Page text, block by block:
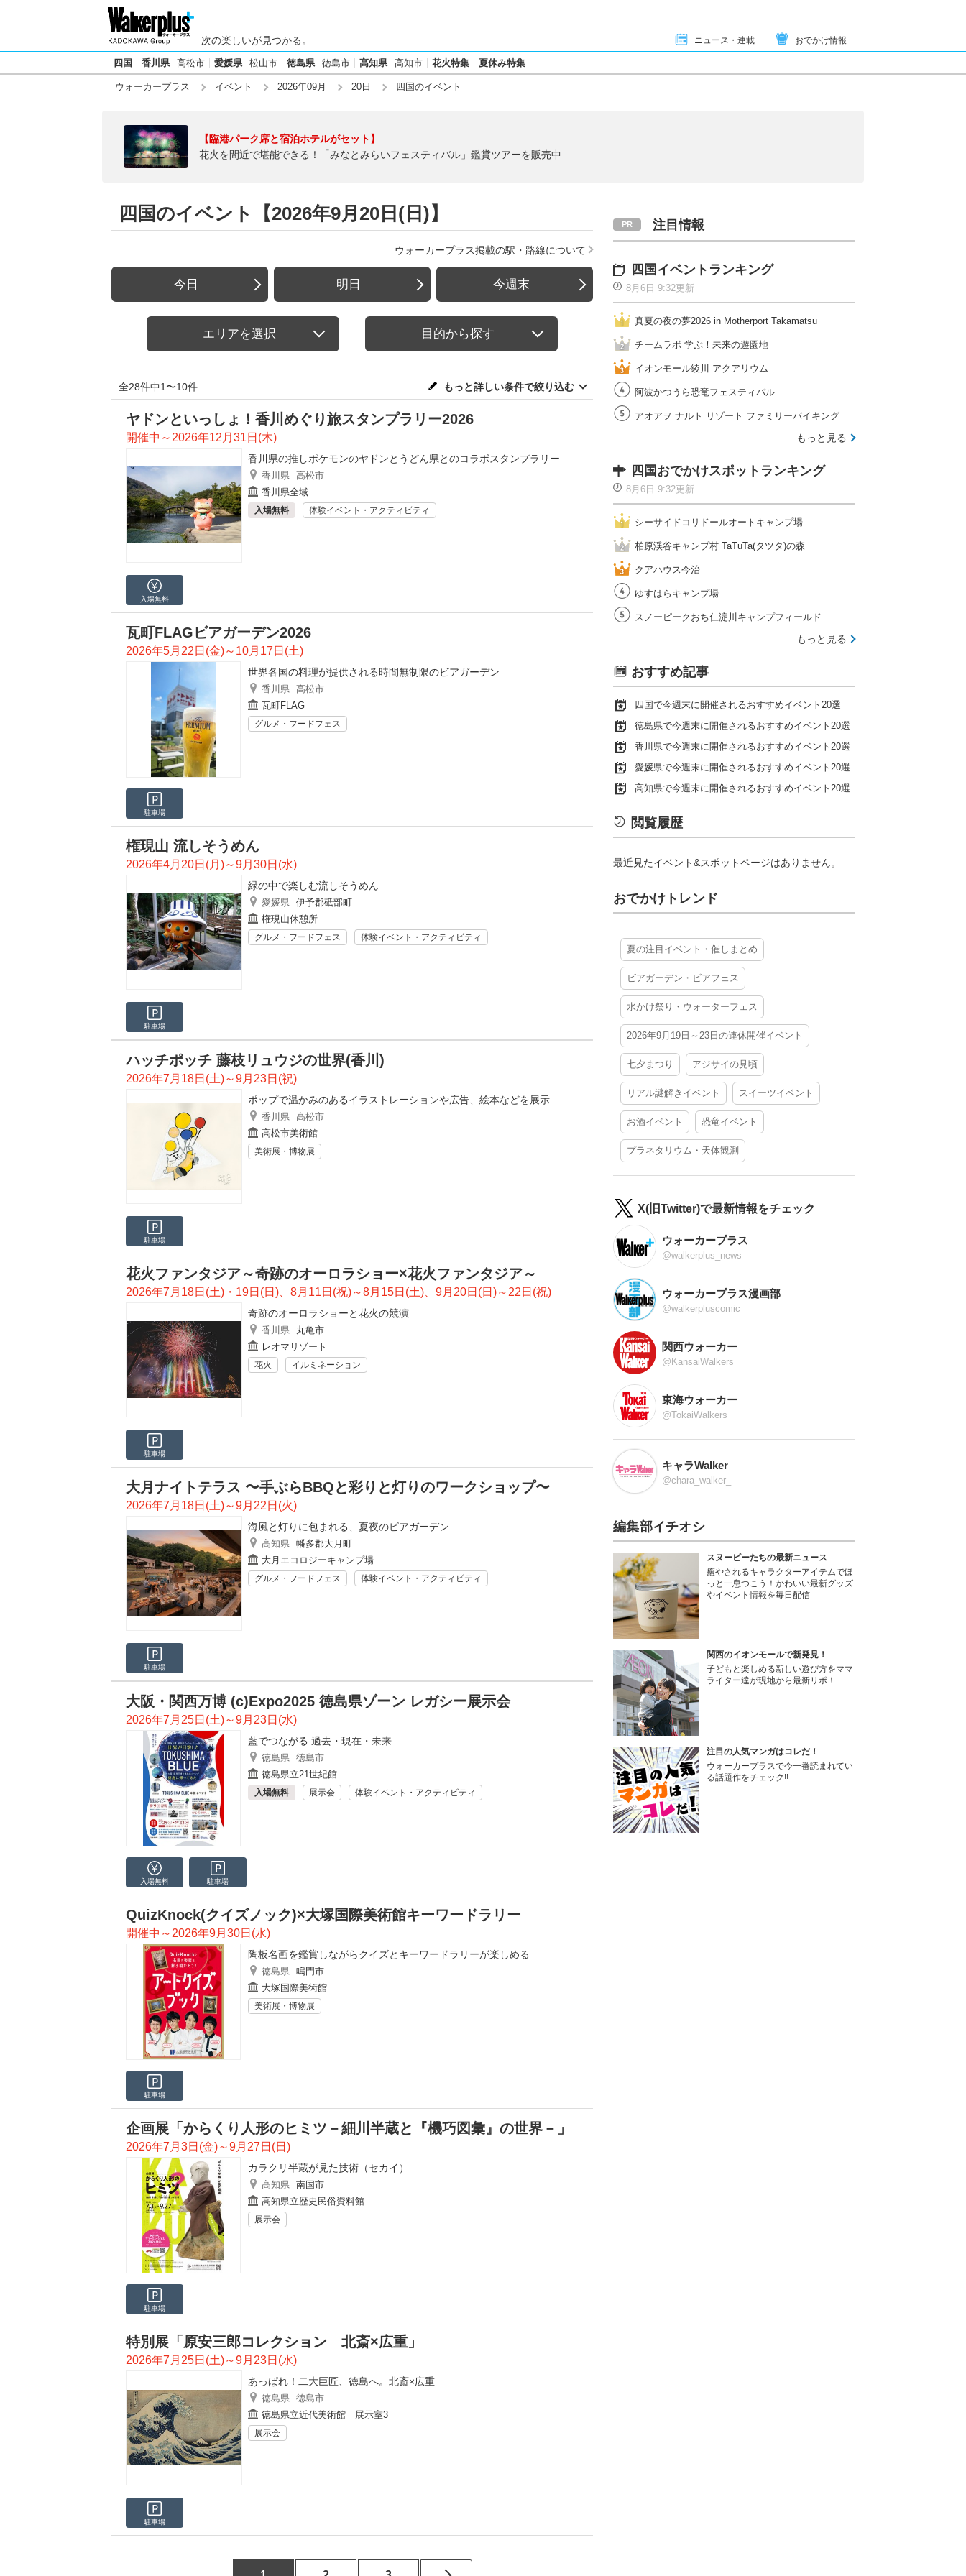
次の楽しいが見つかる。 ニュース・連載 おでかけ情報
四国 香川県 高松市 愛媛県 松山市 徳島県 徳島市 高知県 高知市 花火特集 夏休み特集
ウォーカープラス イベント 2026年09月 20日 四国のイベント
【臨港パーク席と宿泊ホテルがセット】
花火を間近で堪能できる！「みなとみらいフェスティバル」鑑賞ツアーを販売中
四国のイベント【2026年9月20日(日)】
ウォーカープラス掲載の駅・路線について
今日 明日 今週末
エリアを選択 目的から探す
全28件中1〜10件 もっと詳しい条件で絞り込む
ヤドンといっしょ！香川めぐり旅スタンプラリー2026
開催中～2026年12月31日(木)
香川県の推しポケモンのヤドンとうどん県とのコラボスタンプラリー
香川県 高松市
香川県全域
入場無料 体験イベント・アクティビティ
入場無料
瓦町FLAGビアガーデン2026
2026年5月22日(金)～10月17日(土)
世界各国の料理が提供される時間無制限のビアガーデン
香川県 高松市
瓦町FLAG
グルメ・フードフェス
駐車場
権現山 流しそうめん
2026年4月20日(月)～9月30日(水)
緑の中で楽しむ流しそうめん
愛媛県 伊予郡砥部町
権現山休憩所
グルメ・フードフェス 体験イベント・アクティビティ
駐車場
ハッチポッチ 藤枝リュウジの世界(香川)
2026年7月18日(土)～9月23日(祝)
ポップで温かみのあるイラストレーションや広告、絵本などを展示
香川県 高松市
高松市美術館
美術展・博物展
駐車場
花火ファンタジア～奇跡のオーロラショー×花火ファンタジア～
2026年7月18日(土)・19日(日)、8月11日(祝)～8月15日(土)、9月20日(日)～22日(祝)
奇跡のオーロラショーと花火の競演
香川県
丸亀市
レオマリゾート
花火 イルミネーション
駐車場
大月ナイトテラス 〜手ぶらBBQと彩りと灯りのワークショップ〜
2026年7月18日(土)～9月22日(火)
海風と灯りに包まれる、夏夜のビアガーデン
高知県 幡多郡大月町
大月エコロジーキャンプ場
グルメ・フードフェス 体験イベント・アクティビティ
駐車場
大阪・関西万博 (c)Expo2025 徳島県ゾーン レガシー展示会
2026年7月25日(土)～9月23日(水)
藍でつながる 過去・現在・未来
徳島県 徳島市
徳島県立21世紀館
入場無料 展示会 体験イベント・アクティビティ
入場無料 駐車場
QuizKnock(クイズノック)×大塚国際美術館キーワードラリー
開催中～2026年9月30日(水)
陶板名画を鑑賞しながらクイズとキーワードラリーが楽しめる
徳島県 鳴門市
大塚国際美術館
美術展・博物展
駐車場
企画展「からくり人形のヒミツ－細川半蔵と『機巧図彙』の世界－」
2026年7月3日(金)～9月27日(日)
カラクリ半蔵が見た技術（セカイ）
高知県 南国市
高知県立歴史民俗資料館
展示会
駐車場
特別展「原安三郎コレクション 北斎×広重」
2026年7月25日(土)～9月23日(水)
あっぱれ！二大巨匠、徳島へ。北斎×広重
徳島県 徳島市
徳島県立近代美術館 展示室3
展示会
駐車場
注目情報
四国イベントランキング
8月6日 9:32更新
真夏の夜の夢2026 in Motherport Takamatsu
チームラボ 学ぶ！未来の遊園地
イオンモール綾川 アクアリウム
阿波かつうら恐竜フェスティバル
アオアヲ ナルト リゾート ファミリーバイキング
もっと見る
四国おでかけスポットランキング
8月6日 9:32更新
シーサイドコリドールオートキャンプ場
柏原渓谷キャンプ村 TaTuTa(タツタ)の森
クアハウス今治
ゆすはらキャンプ場
スノーピークおち仁淀川キャンプフィールド
もっと見る
おすすめ記事
四国で今週末に開催されるおすすめイベント20選
徳島県で今週末に開催されるおすすめイベント20選
香川県で今週末に開催されるおすすめイベント20選
愛媛県で今週末に開催されるおすすめイベント20選
高知県で今週末に開催されるおすすめイベント20選
閲覧履歴
最近見たイベント&スポットページはありません。
おでかけトレンド
夏の注目イベント・催しまとめ
ビアガーデン・ビアフェス
水かけ祭り・ウォーターフェス
2026年9月19日～23日の連休開催イベント
七夕まつり アジサイの見頃
リアル謎解きイベント スイーツイベント
お酒イベント 恐竜イベント
プラネタリウム・天体観測
X(旧Twitter)で最新情報をチェック
ウォーカープラス
@walkerplus_news
ウォーカープラス漫画部
@walkerpluscomic
関西ウォーカー
@KansaiWalkers
東海ウォーカー
@TokaiWalkers
キャラWalker
@chara_walker_
編集部イチオシ
スヌーピーたちの最新ニュース
癒やされるキャラクターアイテムでほ
っと一息つこう！かわいい最新グッズ
やイベント情報を毎日配信
関西のイオンモールで新発見！
子どもと楽しめる新しい遊び方をママ
ライター達が現地から最新リポ！
注目の人気マンガはコレだ！
ウォーカープラスで今一番読まれてい
る話題作をチェック!!